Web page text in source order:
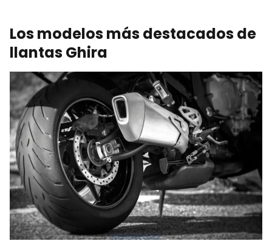
Los modelos más destacados de
llantas Ghira